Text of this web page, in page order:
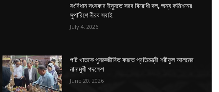
সংবিধান সংস্কার ইস্যুতে সরব বিরোধী দল, অন্য কমিশনের
সুপারিশে নীরব সবাই
July 4, 2026
পাট খাতকে পুনরুজ্জীবিত করতে প্রতিমন্ত্রী শরীফুল আলমের
নানামুখী পদক্ষেপ
June 20, 2026